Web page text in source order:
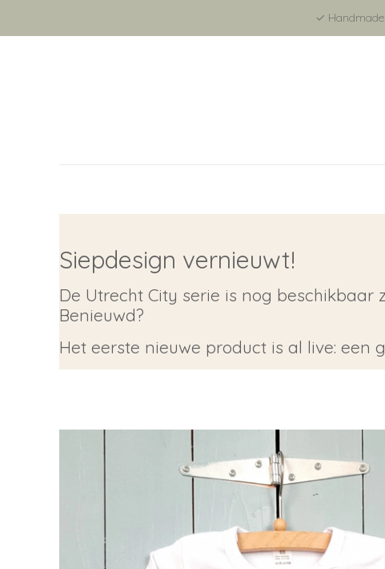
✓
Siepdesign vernieuwt!
De Utrecht City serie is nog
Benieuwd?
Het eerste nieuwe product is al live: